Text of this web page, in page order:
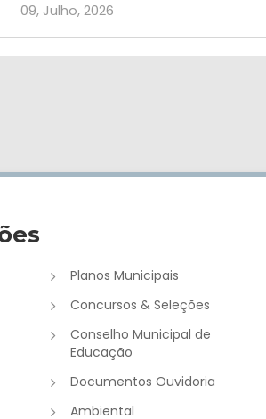
09, Julho, 2026
Planos Municipais
Concursos & Seleções
Conselho Municipal de
Educação
Documentos Ouvidoria
Ambiental